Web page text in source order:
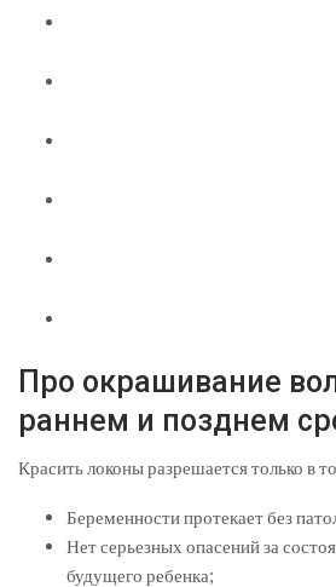
Про окрашивание
раннем и позднем
Красить локоны разрешается только в
Беременности протекает без
Нет серьезных опасений за
будущего ребенка;